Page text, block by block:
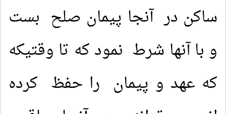
ساکن در آنجا پیمان صلح بست
و با آنها شرط نمود که تا وقتیکه
که عهد و پیمان را حفظ کرده